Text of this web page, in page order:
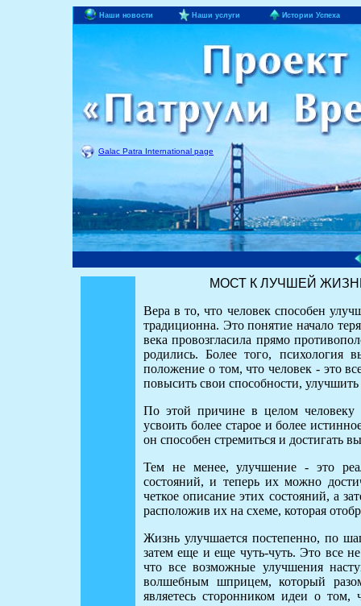
Наши новости Наши услуги Истории Успеха
Galac Patra International page
МОСТ К ЛУЧШЕЙ ЖИЗНИ
Вера в то, что человек способен
традиционна. Это понятие начало
века провозгласила прямо
родились. Более того, психология
положение о том, что человек - это
повысить свои способности,
По этой причине в целом человеку
усвоить более старое и более
он способен стремиться и достигать
Тем не менее, улучшение - это
состояний, и теперь их можно
четкое описание этих состояний, а
расположив их на схеме, которая
Жизнь улучшается постепенно, по
затем еще и еще чуть-чуть. Это все
что все возможные улучшения
волшебным шприцем, который
являетесь сторонником идеи о